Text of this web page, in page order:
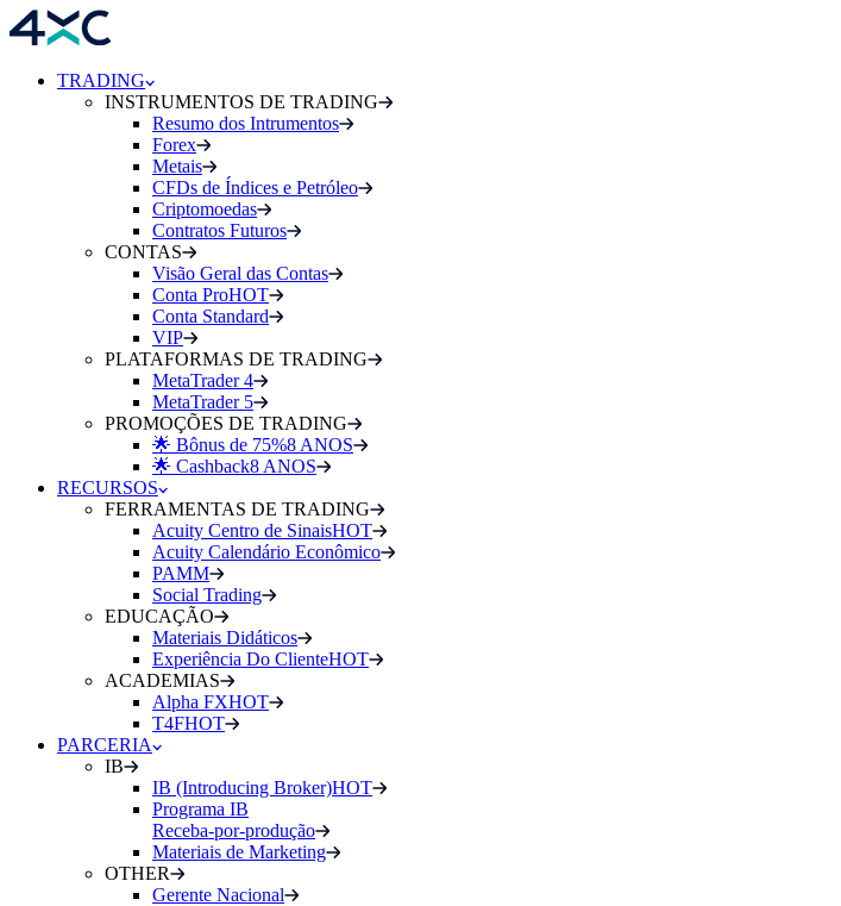
TRADING
INSTRUMENTOS DE TRADING
Resumo dos Intrumentos
Forex
Metais
CFDs de Índices e Petróleo
Criptomoedas
Contratos Futuros
CONTAS
Visão Geral das Contas
Conta ProHOT
Conta Standard
VIP
PLATAFORMAS DE TRADING
MetaTrader 4
MetaTrader 5
PROMOÇÕES DE TRADING
🌟 Bônus de 75%8 ANOS
🌟 Cashback8 ANOS
RECURSOS
FERRAMENTAS DE TRADING
Acuity Centro de SinaisHOT
Acuity Calendário Econômico
PAMM
Social Trading
EDUCAÇÃO
Materiais Didáticos
Experiência Do ClienteHOT
ACADEMIAS
Alpha FXHOT
T4FHOT
PARCERIA
IB
IB (Introducing Broker)HOT
Programa IB
Receba-por-produção
Materiais de Marketing
OTHER
Gerente Nacional